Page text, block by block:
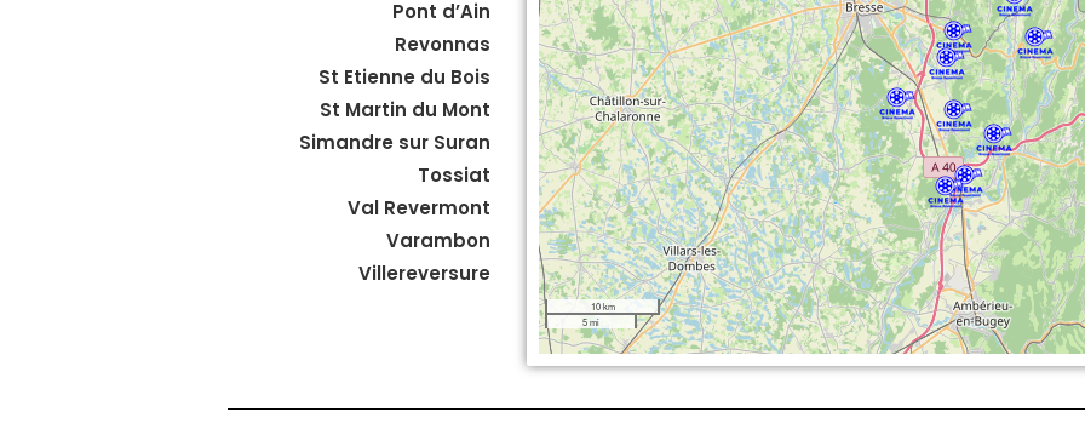
Pont d’Ain
Revonnas
St Etienne du Bois
St Martin du Mont
Simandre sur Suran
Tossiat
Val Revermont
Varambon
Villereversure
10 km
5 mi